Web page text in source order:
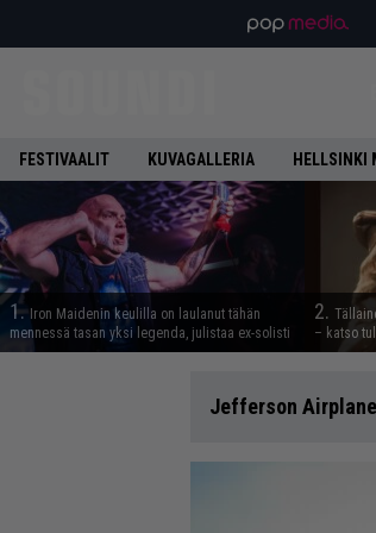
FESTIVAALIT KUVAGALLERIA HELLSINKI
1. Iron Maidenin keulilla on laulanut tähän
mennessä tasan yksi legenda, julistaa ex-solisti
2.
– katso
Jefferson Airplane